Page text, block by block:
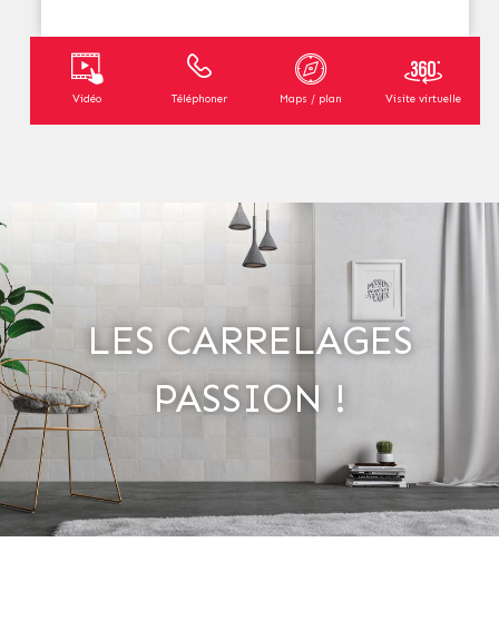
Vidéo Téléphoner Maps / plan Visite virtuelle
LES CARRELAGES
PASSION !